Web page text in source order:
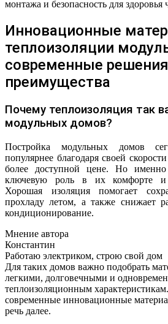
монтажа и безопасность для здоровья
Инновационные
теплоизоляции
современные
преимущества
Почему теплоизоляция так
модульных домов?
Постройка модульных домов
популярнее благодаря своей
более доступной цене. Но именно
ключевую роль в их комфорте и
Хорошая изоляция помогает
прохладу летом, а также снижает
кондиционирование.
Мнение автора
Константин
Работаю электриком, строю свой дом
Для таких домов важно подобрать
легкими, долговечными и
теплоизоляционным
современные инновационные
речь далее.